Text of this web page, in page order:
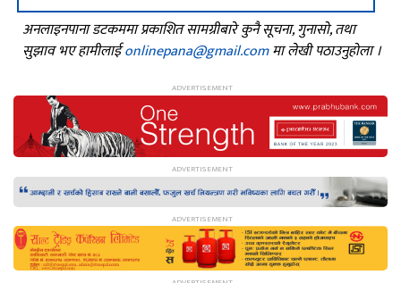
अनलाइनपाना डटकममा प्रकाशित सामग्रीबारे कुनै सूचना, गुनासो, तथा
सुझाव भए हामीलाईonlinepana@gmail.comमा लेखी पठाउनुहोला ।